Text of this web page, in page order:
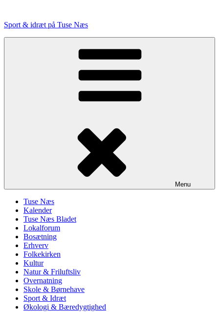
indhold
Sport & idræt på Tuse Næs
Menu
Tuse Næs
Kalender
Tuse Næs Bladet
Lokalforum
Bosætning
Erhverv
Folkekirken
Kultur
Natur & Friluftsliv
Overnatning
Skole & Børnehave
Sport & Idræt
Økologi & Bæredygtighed